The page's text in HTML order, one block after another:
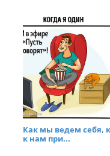
Как мы ведем себя,
к нам при...